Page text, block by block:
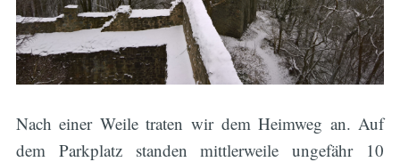
Nach einer Weile traten wir dem Heimweg an. Auf
dem Parkplatz standen mittlerweile ungefähr 10